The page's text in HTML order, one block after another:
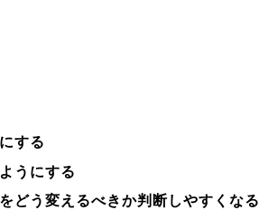
する
うにする
どう変えるべきか判断しやすくなる